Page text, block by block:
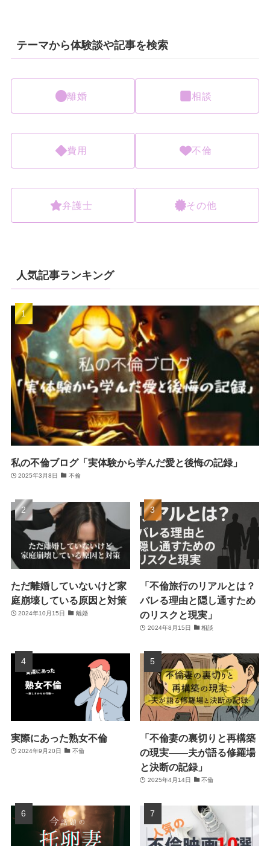
テーマから体験談や記事を検索
離婚 相談
費用 不倫
弁護士 その他
人気記事ランキング
私の不倫ブログ「実体験から学んだ愛と後悔の記録」
2025年3月8日 不倫
ただ離婚していないけど家
庭崩壊している原因と対策
2024年10月15日 離婚
「不倫旅行のリアルとは？
バレる理由と隠し通すため
のリスクと現実」
2024年8月15日 相談
実際にあった熟女不倫
2024年9月20日 不倫
「不倫妻の裏切りと再構築
の現実――夫が語る修羅場
と決断の記録」
2025年4月14日 不倫